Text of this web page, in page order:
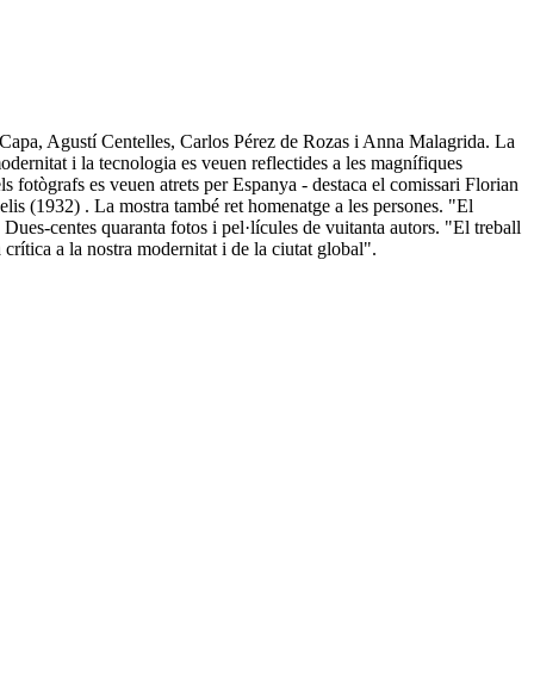
Agustí Centelles, Carlos Pérez de Rozas i Anna Malagrida. La
i la tecnologia es veuen reflectides a les magnífiques
es veuen atrets per Espanya - destaca el comissari Florian
(1932) . La mostra també ret homenatge a les persones. "El
centes quaranta fotos i pel·lícules de vuitanta autors. "El treball
a la nostra modernitat i de la ciutat global".